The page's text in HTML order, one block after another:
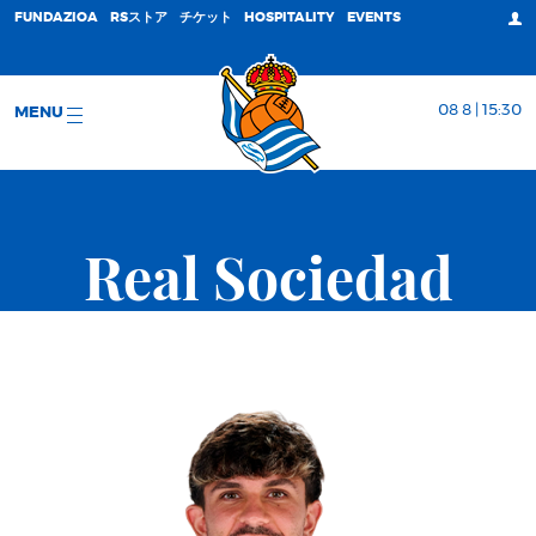
FUNDAZIOA RSストア チケット HOSPITALITY EVENTS
MENU 08 8 | 15:30
Real Sociedad